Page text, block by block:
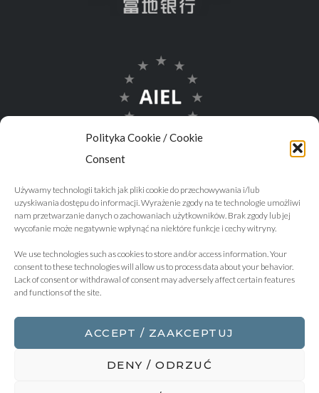
Polityka Cookie / Cookie
Consent
Używamy technologii takich jak pliki cookie do przechowywania i/lub
uzyskiwania dostępu do informacji. Wyrażenie zgody na te technologie umożliwi
nam przetwarzanie danych o zachowaniach użytkowników. Brak zgody lub jej
wycofanie może negatywnie wpłynąć na niektóre funkcje i cechy witryny.
We use technologies such as cookies to store and/or access information. Your
consent to these technologies will allow us to process data about your behavior.
Lack of consent or withdrawal of consent may adversely affect certain features
and functions of the site.
ACCEPT / ZAAKCEPTUJ
DENY / ODRZUĆ
2018 © Copyright - KBZ Żuradzki Barczyk & Wspólnicy